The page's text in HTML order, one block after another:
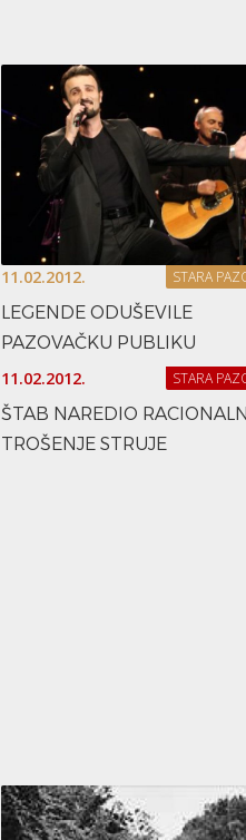
11.02.2012. STARA
LEGENDE ODUŠEVILE
PAZOVAČKU PUBLIKU
11.02.2012. STARA
ŠTAB NAREDIO
TROŠENJE STRUJE